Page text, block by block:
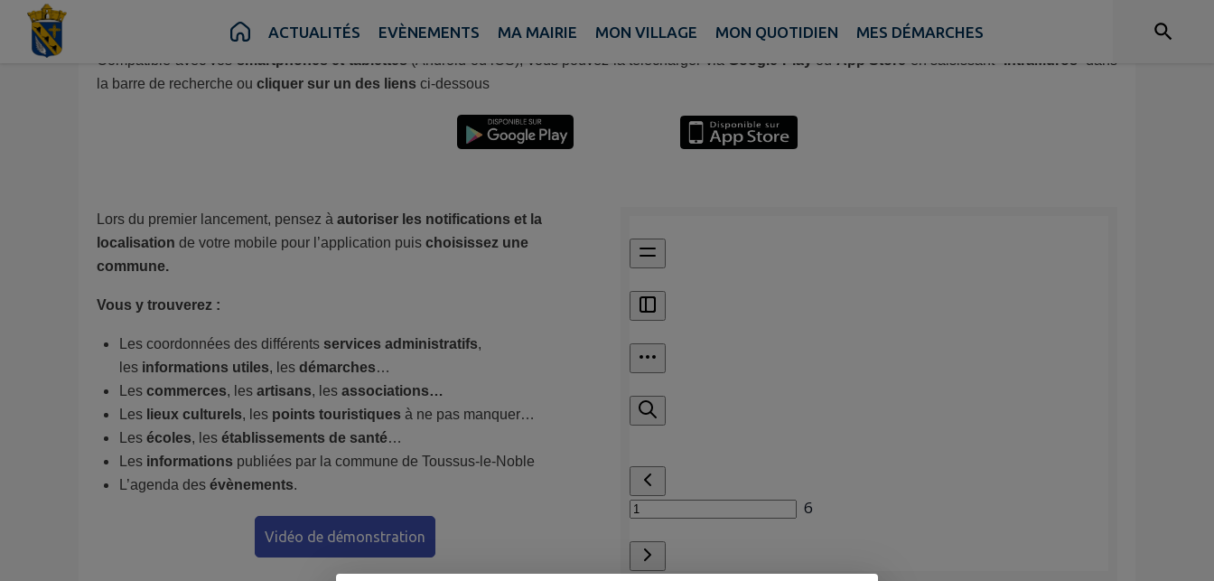
Contenu Recherche Pied de page
ACTUALITÉS EVÈNEMENTS MA MAIRIE MON VILLAGE MON QUOTIDIEN MES DÉMARCHES
Pour ne plus rien manquer de l’actualité de Toussus-le-Noble, installez l'
Compatible avec vos smartphones et tablettes (Android ou iOS), vous pouvez la télécharger via Google Play ou App Store en saisissant “ IntraMuros ” dans
la barre de recherche ou cliquer sur un des liens ci-dessous
Lors du premier lancement, pensez à autoriser les notifications et la
localisation de votre mobile pour l’application puis choisissez une
commune.
Vous y trouverez :
Les coordonnées des différents services administratifs,
les informations utiles, les démarches…
Les commerces, les artisans, les associations…
Les lieux culturels, les points touristiques à ne pas manquer…
Les écoles, les établissements de santé…
Les informations publiées par la commune de Toussus-le-Noble
L’agenda des évènements.
Vidéo de démonstration